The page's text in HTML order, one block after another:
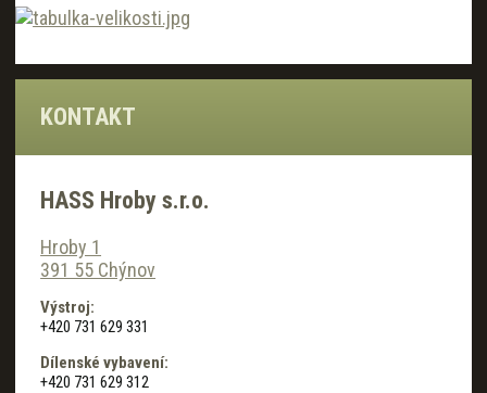
KONTAKT
HASS Hroby s.r.o.
Hroby 1
391 55 Chýnov
Výstroj:
+420 731 629 331
Dílenské vybavení:
+420 731 629 312